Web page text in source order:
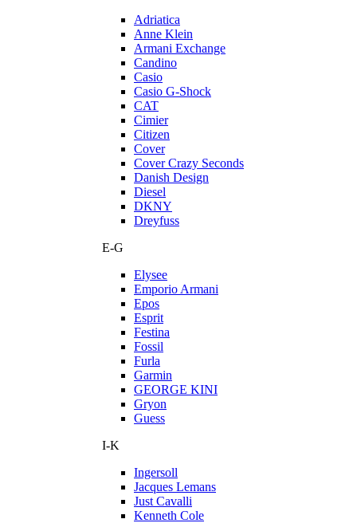
Adriatica
Anne Klein
Armani Exchange
Candino
Casio
Casio G-Shock
CAT
Cimier
Citizen
Cover
Cover Crazy Seconds
Danish Design
Diesel
DKNY
Dreyfuss
E-G
Elysee
Emporio Armani
Epos
Esprit
Festina
Fossil
Furla
Garmin
GEORGE KINI
Gryon
Guess
I-K
Ingersoll
Jacques Lemans
Just Cavalli
Kenneth Cole